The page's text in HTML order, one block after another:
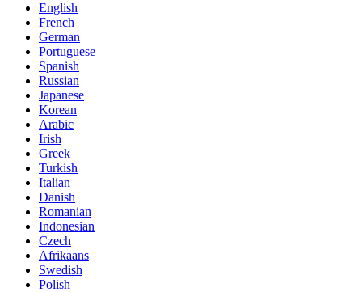
English
French
German
Portuguese
Spanish
Russian
Japanese
Korean
Arabic
Irish
Greek
Turkish
Italian
Danish
Romanian
Indonesian
Czech
Afrikaans
Swedish
Polish